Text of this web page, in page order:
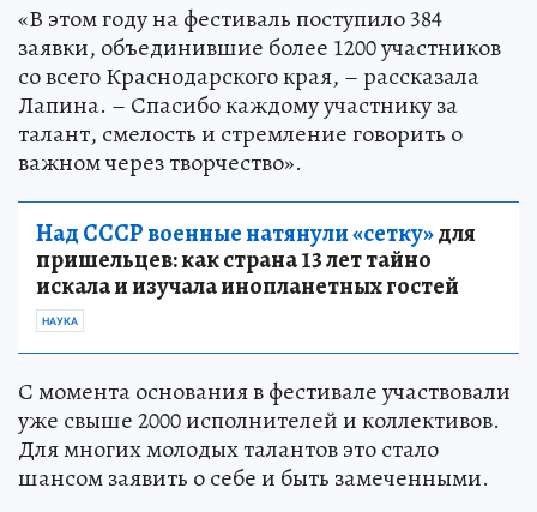
«В этом году на фестиваль поступило 384
заявки, объединившие более 1200 участников
со всего Краснодарского края, – рассказала
Лапина. – Спасибо каждому участнику за
талант, смелость и стремление говорить о
важном через творчество».
Над СССР военные натянули «сетку»для
пришельцев: как страна 13 лет тайно
искала и изучала инопланетных гостей
НАУКА
С момента основания в фестивале участвовали
уже свыше 2000 исполнителей и коллективов.
Для многих молодых талантов это стало
шансом заявить о себе и быть замеченными.